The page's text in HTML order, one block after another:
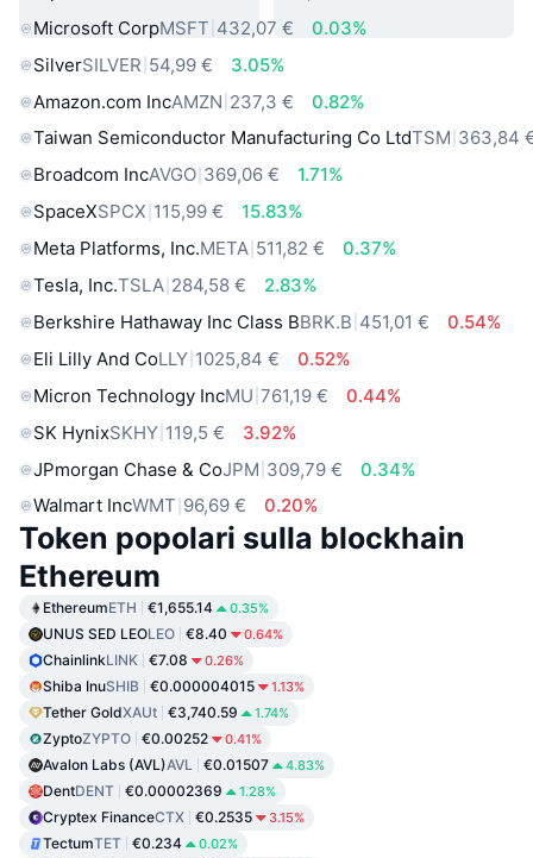
Microsoft CorpMSFT 432,07 €
0.03%
SilverSILVER 54,99 €
3.05%
Amazon.com IncAMZN 237,3 €
0.82%
Taiwan Semiconductor Manufacturing Co LtdTSM 363,84
Broadcom IncAVGO 369,06 €
1.71%
SpaceXSPCX 115,99 €
15.83%
Meta Platforms, Inc.META 511,82 €
0.37%
Tesla, Inc.TSLA 284,58 €
2.83%
Berkshire Hathaway Inc Class BBRK.B 451,01 €
0.54%
Eli Lilly And CoLLY 1025,84 €
0.52%
Micron Technology IncMU 761,19 €
0.44%
SK HynixSKHY 119,5 €
3.92%
JPmorgan Chase & CoJPM 309,79 €
0.34%
Walmart IncWMT 96,69 € 0.20%
Token popolari sulla blockhain
Ethereum
EthereumETH €1,655.14 0.35%
UNUS SED LEOLEO €8.40 0.64%
ChainlinkLINK €7.08 0.26%
Shiba InuSHIB €0.000004015 1.13%
Tether GoldXAUt €3,740.59 1.74%
ZyptoZYPTO €0.00252 0.41%
Avalon Labs (AVL)AVL €0.01507 4.83%
DentDENT €0.00002369 1.28%
Cryptex FinanceCTX €0.2535 3.15%
TectumTET €0.234 0.02%